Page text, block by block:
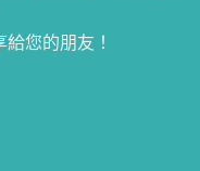
您的朋友！